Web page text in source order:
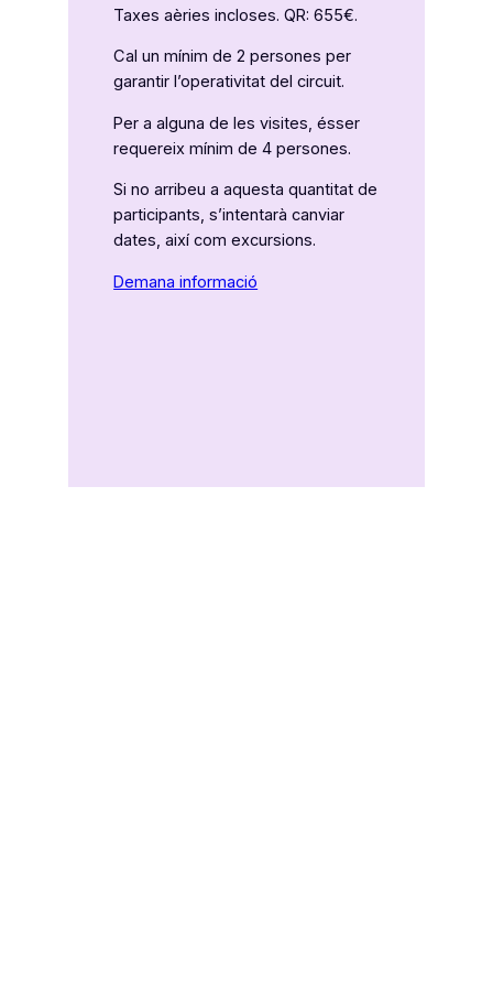
Taxes aèries incloses. QR: 655€.
Cal un mínim de 2 persones per
garantir l’operativitat del circuit.
Per a alguna de les visites, ésser
requereix mínim de 4 persones.
Si no arribeu a aquesta quantitat de
participants, s’intentarà canviar
dates, així com excursions.
Demana informació